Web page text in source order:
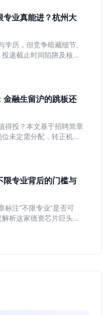
业真能进？杭州大
历，但竞争暗藏细节。
递截止时间陷阱及核心
否值得投入。
融生留沪的跳板还
得投？本文基于招聘简章
未定需分配，转正机会
实习证明、想接触真实
专业背后的门槛与
注“不限专业”是否可
析这家德资芯片巨头的
策略，助你判断是否值